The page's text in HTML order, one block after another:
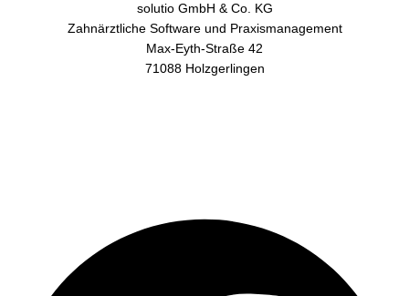
solutio GmbH & Co. KG
Zahnärztliche Software und Praxismanagement
Max-Eyth-Straße 42
71088 Holzgerlingen